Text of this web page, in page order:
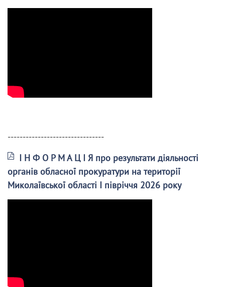
--------------------------------
І Н Ф О Р М А Ц І Я про результати діяльності
органів обласної прокуратури на території
Миколаївської області І півріччя 2026 року